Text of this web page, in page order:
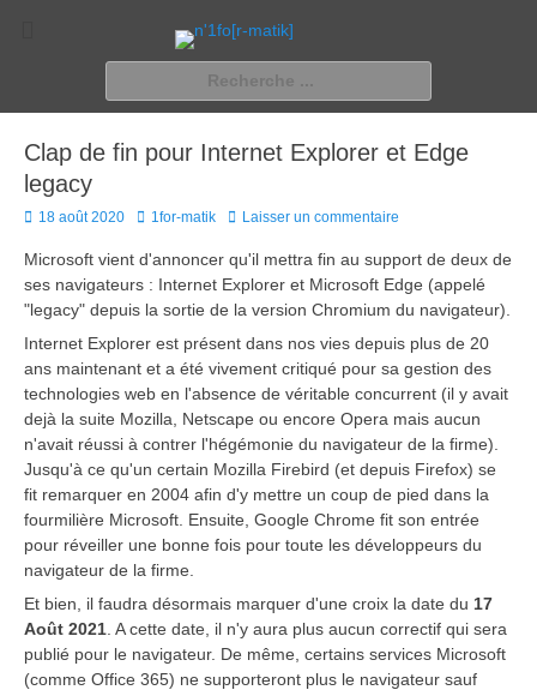
n'1fo[r-matik]
Pour les nymphos d'infos en info…
Clap de fin pour Internet Explorer et Edge
legacy
Posted
18 août 2020 Author
1for-matik Laisser un commentaire
Microsoft vient d'annoncer qu'il mettra fin au support de deux de
ses navigateurs : Internet Explorer et Microsoft Edge (appelé
"legacy" depuis la sortie de la version Chromium du navigateur).
Internet Explorer est présent dans nos vies depuis plus de 20
ans maintenant et a été vivement critiqué pour sa gestion des
technologies web en l'absence de véritable concurrent (il y avait
dejà la suite Mozilla, Netscape ou encore Opera mais aucun
n'avait réussi à contrer l'hégémonie du navigateur de la firme).
Jusqu'à ce qu'un certain Mozilla Firebird (et depuis Firefox) se
fit remarquer en 2004 afin d'y mettre un coup de pied dans la
fourmilière Microsoft. Ensuite, Google Chrome fit son entrée
pour réveiller une bonne fois pour toute les développeurs du
navigateur de la firme.
Et bien, il faudra désormais marquer d'une croix la date du 17
Août 2021 . A cette date, il n'y aura plus aucun correctif qui sera
publié pour le navigateur. De même, certains services Microsoft
(comme Office 365) ne supporteront plus le navigateur sauf